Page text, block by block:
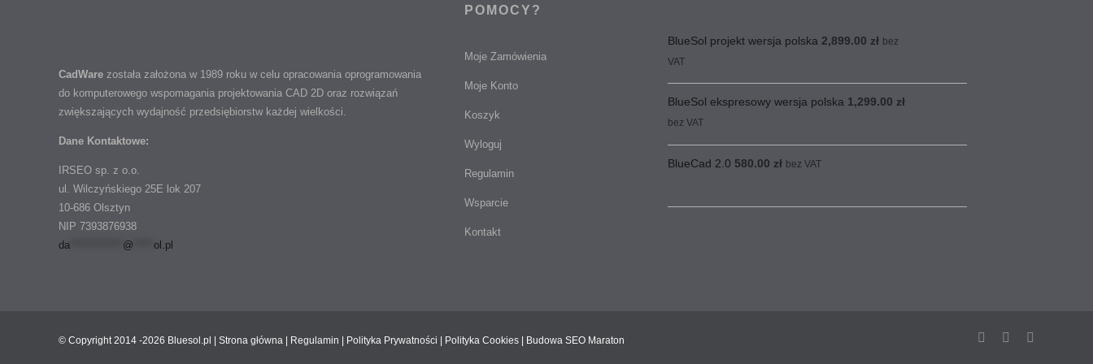
CadWarezostała założona w 1989 roku w celu opracowania oprogramowania
do komputerowego wspomagania projektowania CAD 2D oraz rozwiązań
zwiększających wydajność przedsiębiorstw każdej wielkości.
Dane Kontaktowe:
IRSEO sp. z o.o.
ul. Wilczyńskiego 25E lok 207
10-686 Olsztyn
NIP 7393876938
da
@ ol.pl
POMOCY?
Moje Zamówienia
Moje Konto
Koszyk
Wyloguj
Regulamin
Wsparcie
Kontakt
BlueSol projekt wersja polska 2,899.00 zł bez
VAT
BlueSol ekspresowy wersja polska 1,299.00 zł
bez VAT
BlueCad 2.0 580.00 zł bez VAT
© Copyright 2014 -2026 Bluesol.pl | Strona główna| Regulamin Polityka Prywatności Polityka Cookies| BudowaSEO Maraton